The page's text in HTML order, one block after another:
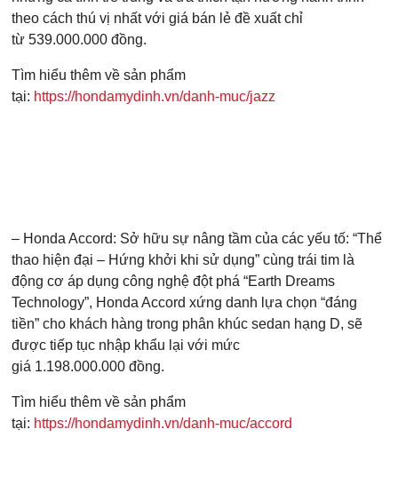
theo cách thú vị nhất với giá bán lẻ đề xuất chỉ
từ 539.000.000 đồng.
Tìm hiểu thêm về sản phẩm
tại: https://hondamydinh.vn/danh-muc/jazz
– Honda Accord: Sở hữu sự nâng tầm của các yếu tố: “Thể
thao hiện đại – Hứng khởi khi sử dụng” cùng trái tim là
động cơ áp dụng công nghệ đột phá “Earth Dreams
Technology”, Honda Accord xứng danh lựa chọn “đáng
tiền” cho khách hàng trong phân khúc sedan hạng D, sẽ
được tiếp tục nhập khẩu lại với mức
giá 1.198.000.000 đồng.
Tìm hiểu thêm về sản phẩm
tại: https://hondamydinh.vn/danh-muc/accord